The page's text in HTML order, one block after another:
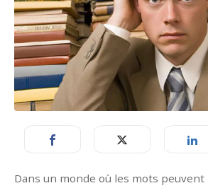
Dans un monde où les mots